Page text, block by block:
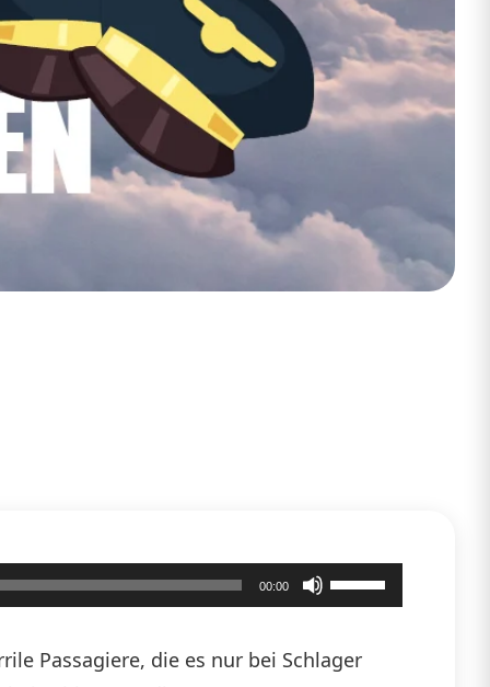
00:00
Pfeiltasten
Passagiere, die es nur bei Schlager